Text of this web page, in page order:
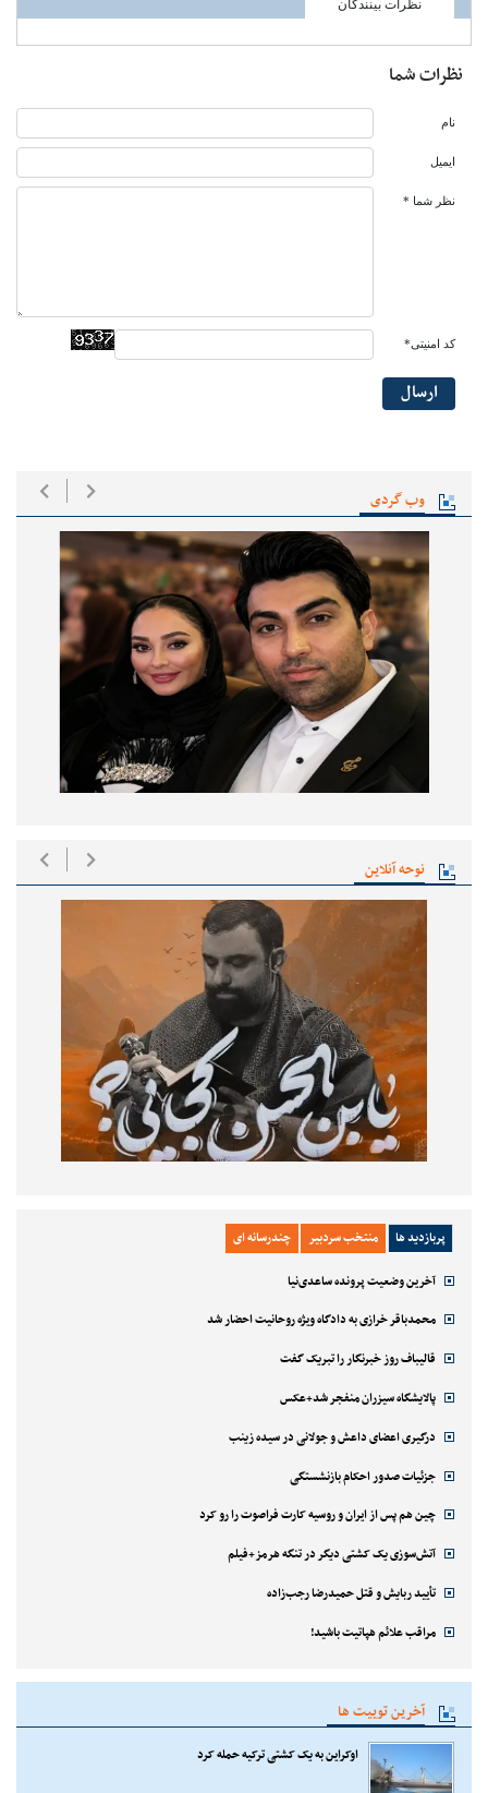
وب گردی
نوحه آنلاین
پربازدید ها منتخب سردبیر چندرسانه ای
آخرین وضعیت پرونده ساعدی‌نیا
محمدباقر خرازی به دادگاه ویژه روحانیت احضار شد
قالیباف روز خبرنگار را تبریک گفت
پالایشگاه سیزران منفجر شد+عکس
درگیری اعضای داعش و جولانی در سیده زینب
جزئیات صدور احکام بازنشستگی
چین هم پس از ایران و روسیه کارت فراصوت را رو کرد
آتش‌سوزی یک کشتی دیگر در تنگه هرمز+فیلم
تأیید ربایش و قتل حمیدرضا رجب‌زاده
مراقب علائم هپاتیت باشید!
آخرین توییت ها
اوکراین به یک کشتی ترکیه حمله کرد
نظرات بینندگان
نظرات شما
نام
ایمیل
نظر شما *
کد امنیتی*
ارسال